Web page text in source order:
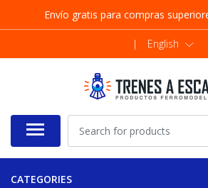
Envío gratis para compras
| English
CATEGORIES